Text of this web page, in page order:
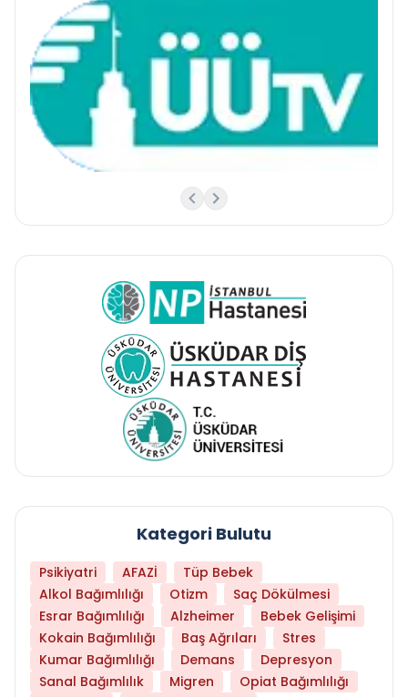
Kategori Bulutu
Psikiyatri AFAZİ
Tüp Bebek
Alkol Bağımlılığı
Otizm
Saç Dökülmesi
Esrar Bağımlılığı
Alzheimer
Bebek Gelişimi
Kokain Bağımlılığı
Baş Ağrıları
Stres
Kumar Bağımlılığı
Demans
Depresyon
Sanal Bağımlılık
Migren
Opiat Bağımlılığı